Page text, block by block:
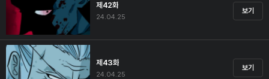
제42화
24.04.25
보기
제43화
24.04.25
보기